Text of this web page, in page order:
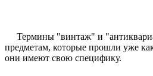
Термины "винтаж" и
предметам, которые прошли уже
они имеют свою специфику.